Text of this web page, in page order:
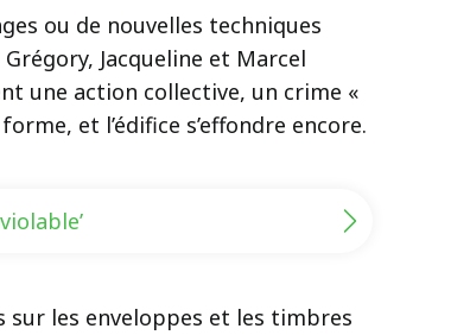
ou de nouvelles techniques
Jacqueline et Marcel
une action collective, un crime «
et l’édifice s’effondre encore.
sur les enveloppes et les timbres